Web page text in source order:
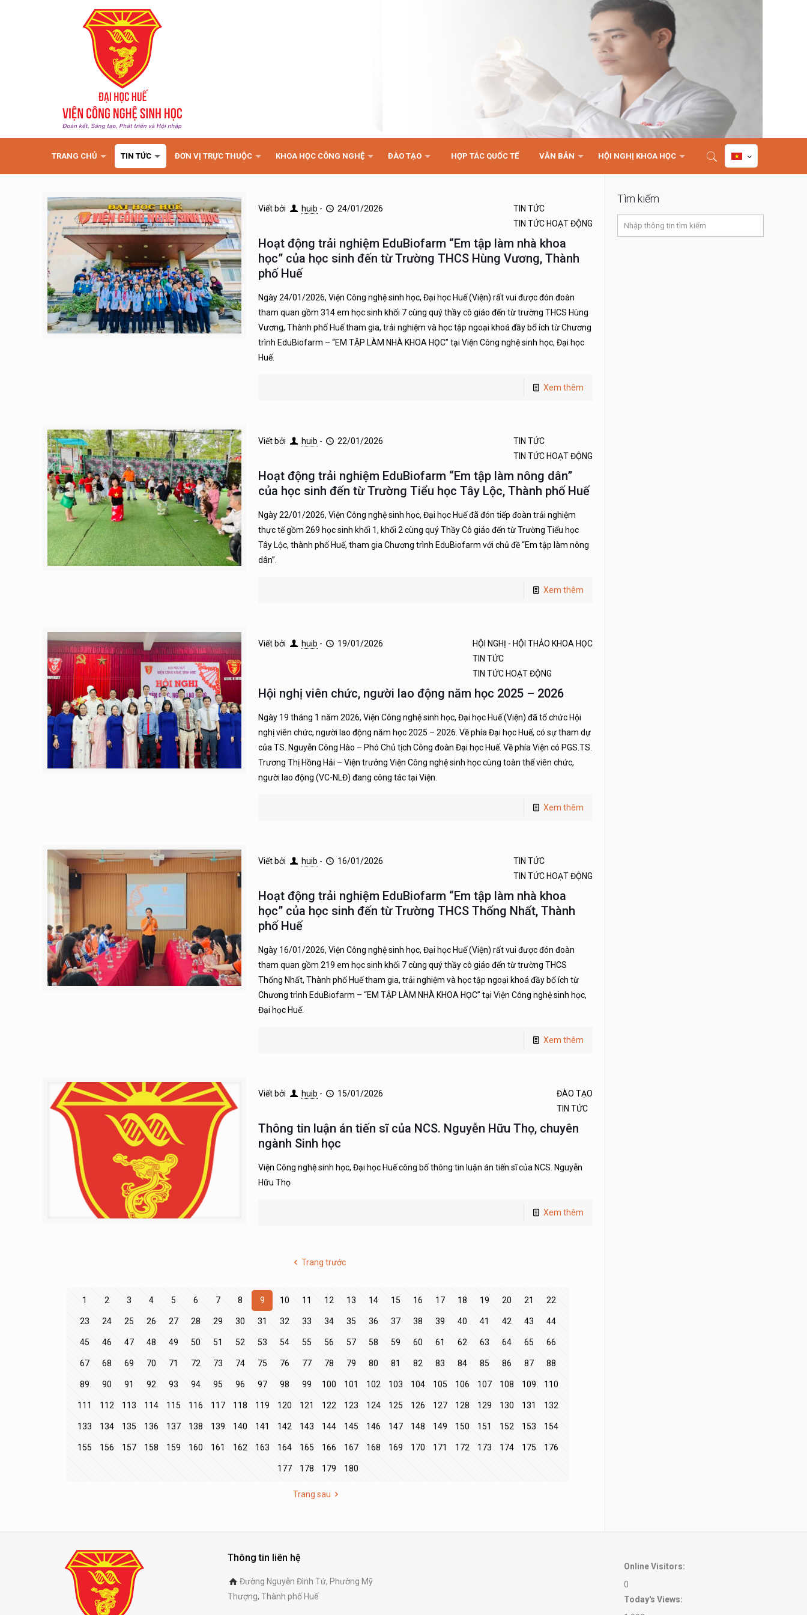
TRANG CHỦ TIN TỨC ĐƠN VỊ TRỰC THUỘC KHOA HỌC CÔNG NGHỆ ĐÀO TẠO HỢP TÁC QUỐC TẾ VĂN BẢN HỘI NGHỊ KHOA HỌC
Viết bởi huib - 24/01/2026
TIN TỨC
TIN TỨC HOẠT ĐỘNG
Hoạt động trải nghiệm EduBiofarm “Em tập làm nhà khoa
học” của học sinh đến từ Trường THCS Hùng Vương, Thành
phố Huế
Ngày 24/01/2026, Viện Công nghệ sinh học, Đại học Huế (Viện) rất vui được đón đoàn
tham quan gồm 314 em học sinh khối 7 cùng quý thầy cô giáo đến từ trường THCS Hùng
Vương, Thành phố Huế tham gia, trải nghiệm và học tập ngoại khoá đầy bổ ích từ Chương
trình EduBiofarm – “EM TẬP LÀM NHÀ KHOA HỌC” tại Viện Công nghệ sinh học, Đại học
Huế.
Xem thêm
Viết bởi huib - 22/01/2026
TIN TỨC
TIN TỨC HOẠT ĐỘNG
Hoạt động trải nghiệm EduBiofarm “Em tập làm nông dân”
của học sinh đến từ Trường Tiểu học Tây Lộc, Thành phố Huế
Ngày 22/01/2026, Viện Công nghệ sinh học, Đại học Huế đã đón tiếp đoàn trải nghiệm
thực tế gồm 269 học sinh khối 1, khối 2 cùng quý Thầy Cô giáo đến từ Trường Tiểu học
Tây Lộc, thành phố Huế, tham gia Chương trình EduBiofarm với chủ đề “Em tập làm nông
dân”.
Xem thêm
Viết bởi huib - 19/01/2026
HỘI NGHỊ - HỘI THẢO KHOA HỌC
TIN TỨC
TIN TỨC HOẠT ĐỘNG
Hội nghị viên chức, người lao động năm học 2025 – 2026
Ngày 19 tháng 1 năm 2026, Viện Công nghệ sinh học, Đại học Huế (Viện) đã tổ chức Hội
nghị viên chức, người lao động năm học 2025 – 2026. Về phía Đại học Huế, có sự tham dự
của TS. Nguyễn Công Hào – Phó Chủ tịch Công đoàn Đại học Huế. Về phía Viện có PGS.TS.
Trương Thị Hồng Hải – Viện trưởng Viện Công nghệ sinh học cùng toàn thể viên chức,
người lao động (VC-NLĐ) đang công tác tại Viện.
Xem thêm
Viết bởi huib - 16/01/2026
TIN TỨC
TIN TỨC HOẠT ĐỘNG
Hoạt động trải nghiệm EduBiofarm “Em tập làm nhà khoa
học” của học sinh đến từ Trường THCS Thống Nhất, Thành
phố Huế
Ngày 16/01/2026, Viện Công nghệ sinh học, Đại học Huế (Viện) rất vui được đón đoàn
tham quan gồm 219 em học sinh khối 7 cùng quý thầy cô giáo đến từ trường THCS
Thống Nhất, Thành phố Huế tham gia, trải nghiệm và học tập ngoại khoá đầy bổ ích từ
Chương trình EduBiofarm – “EM TẬP LÀM NHÀ KHOA HỌC” tại Viện Công nghệ sinh học,
Đại học Huế.
Xem thêm
Viết bởi huib - 15/01/2026
ĐÀO TẠO
TIN TỨC
Thông tin luận án tiến sĩ của NCS. Nguyễn Hữu Thọ, chuyên
ngành Sinh học
Viện Công nghệ sinh học, Đại học Huế công bố thông tin luận án tiến sĩ của NCS. Nguyễn
Hữu Thọ
Xem thêm
Trang trước
1 2 3 4 5 6 7 8 9 10 11 12 13 14 15 16 17 18 19 20 21 22
23 24 25 26 27 28 29 30 31 32 33 34 35 36 37 38 39 40 41 42 43 44
45 46 47 48 49 50 51 52 53 54 55 56 57 58 59 60 61 62 63 64 65 66
67 68 69 70 71 72 73 74 75 76 77 78 79 80 81 82 83 84 85 86 87 88
89 90 91 92 93 94 95 96 97 98 99 100 101 102 103 104 105 106 107 108 109 110
111 112 113 114 115 116 117 118 119 120 121 122 123 124 125 126 127 128 129 130 131 132
133 134 135 136 137 138 139 140 141 142 143 144 145 146 147 148 149 150 151 152 153 154
155 156 157 158 159 160 161 162 163 164 165 166 167 168 169 170 171 172 173 174 175 176
177 178 179 180
Trang sau
Tìm kiếm
Thông tin liên hệ
Đường Nguyễn Đình Tứ, Phường Mỹ
Thượng, Thành phố Huế
Online Visitors:
0
Today's Views: